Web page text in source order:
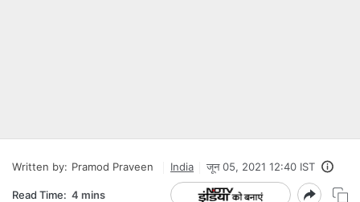
Written by: Pramod Praveen India जून 05, 2021 12:40 IST
Read Time: 4 mins